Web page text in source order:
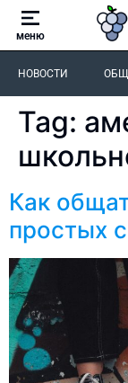
меню
НОВОСТИ
Tag:
Как
простых